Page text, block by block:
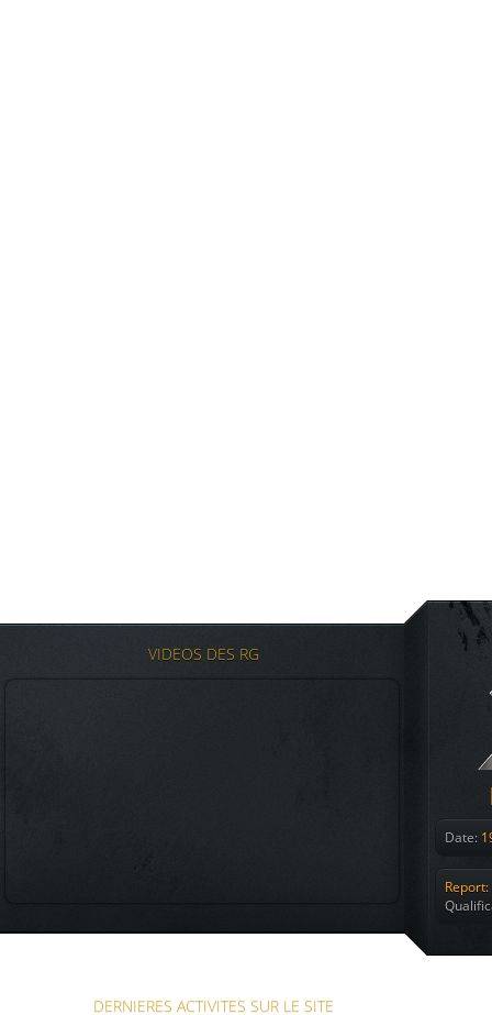
VIDEOS DES RG
Date:
Report:
DERNIERES ACTIVITES SUR LE SITE